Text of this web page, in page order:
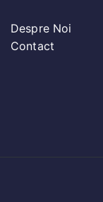
Despre Noi
Contact